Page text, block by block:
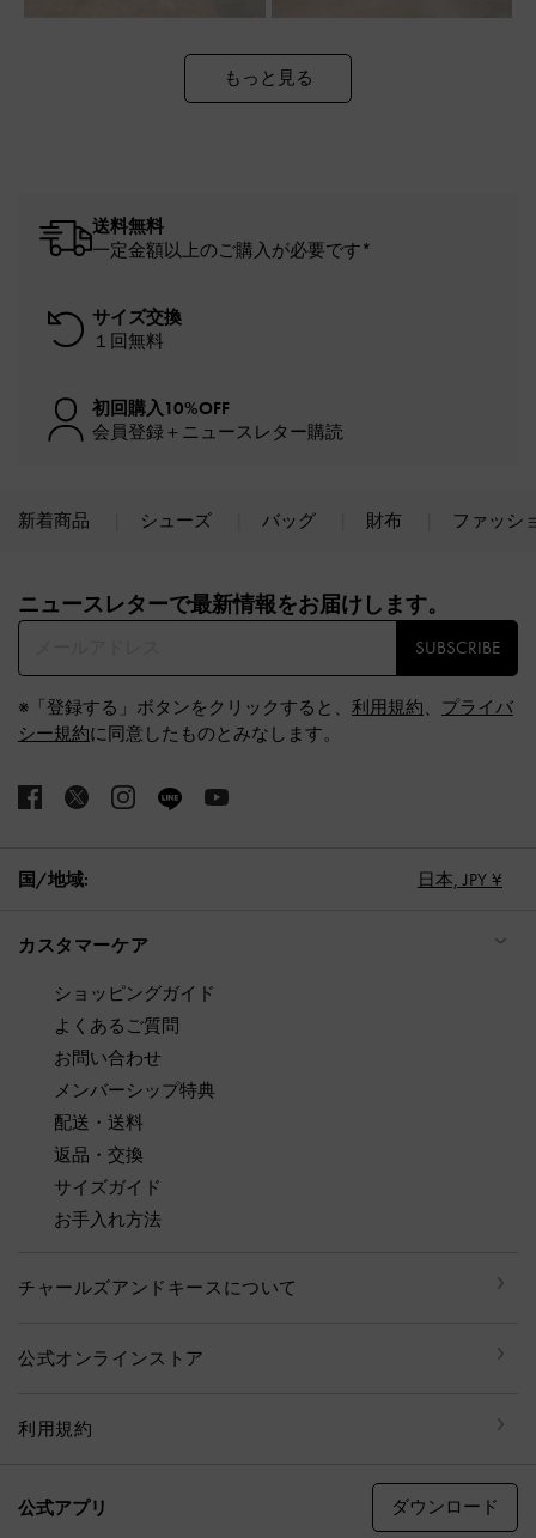
もっと見る
送料無料
一定金額以上のご購入が必要です*
サイズ交換
１回無料
初回購入10%OFF
会員登録＋ニュースレター購読
新着商品 シューズ バッグ 財布 ファッシ
ニュースレターで最新情報をお届けします。​
SUBSCRIBE
※「登録する」ボタンをクリックすると、 利用規約、 プライバ
シー規約に同意したものとみなします。
国/地域: 日本, JPY ¥
カスタマーケア
ショッピングガイド
よくあるご質問
お問い合わせ
メンバーシップ特典
配送・送料
返品・交換
サイズガイド
お手入れ方法
チャールズアンドキースについて
公式オンラインストア
利用規約
公式アプリ ダウンロード